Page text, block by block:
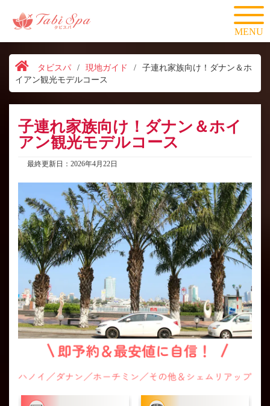
MENU
タビスパ / 現地ガイド /
子連れ家族向け！ダナン＆ホ
イアン観光モデルコース
子連れ家族向け！ダナン＆ホイ
アン観光モデルコース
最終更新日：2026年4月22日